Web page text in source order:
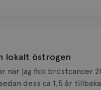
lokalt östrogen
när jag fick bröstcancer
dess ca 1,5 år